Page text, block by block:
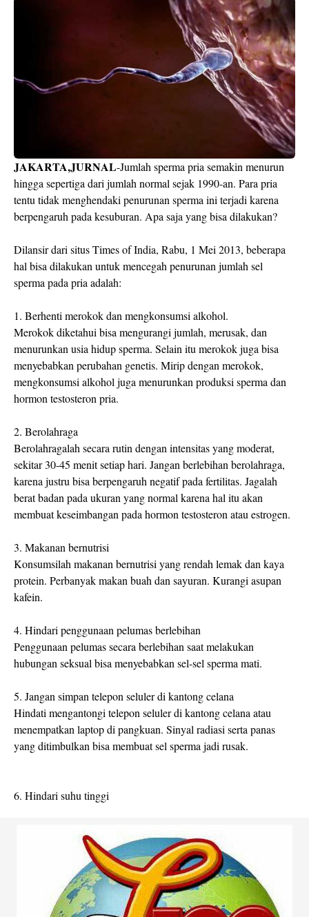
JAKARTA,JURNAL-Jumlah sperma pria semakin menurun
hingga sepertiga dari jumlah normal sejak 1990-an. Para pria
tentu tidak menghendaki penurunan sperma ini terjadi karena
berpengaruh pada kesuburan. Apa saja yang bisa dilakukan?
Dilansir dari situs Times of India, Rabu, 1 Mei 2013, beberapa
hal bisa dilakukan untuk mencegah penurunan jumlah sel
sperma pada pria adalah:
1. Berhenti merokok dan mengkonsumsi alkohol.
Merokok diketahui bisa mengurangi jumlah, merusak, dan
menurunkan usia hidup sperma. Selain itu merokok juga bisa
menyebabkan perubahan genetis. Mirip dengan merokok,
mengkonsumsi alkohol juga menurunkan produksi sperma dan
hormon testosteron pria.
2. Berolahraga
Berolahragalah secara rutin dengan intensitas yang moderat,
sekitar 30-45 menit setiap hari. Jangan berlebihan berolahraga,
karena justru bisa berpengaruh negatif pada fertilitas. Jagalah
berat badan pada ukuran yang normal karena hal itu akan
membuat keseimbangan pada hormon testosteron atau estrogen.
3. Makanan bernutrisi
Konsumsilah makanan bernutrisi yang rendah lemak dan kaya
protein. Perbanyak makan buah dan sayuran. Kurangi asupan
kafein.
4. Hindari penggunaan pelumas berlebihan
Penggunaan pelumas secara berlebihan saat melakukan
hubungan seksual bisa menyebabkan sel-sel sperma mati.
5. Jangan simpan telepon seluler di kantong celana
Hindati mengantongi telepon seluler di kantong celana atau
menempatkan laptop di pangkuan. Sinyal radiasi serta panas
yang ditimbulkan bisa membuat sel sperma jadi rusak.
6. Hindari suhu tinggi